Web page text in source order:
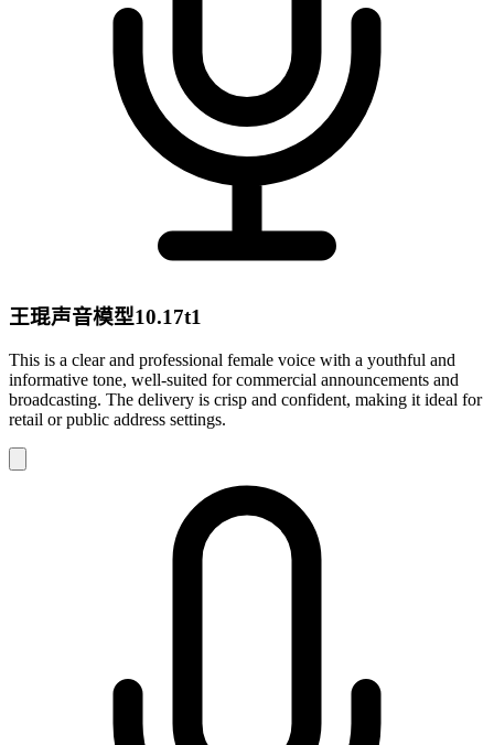
王琨声音模型10.17t1
This is a clear and professional female voice with a youthful and
informative tone, well-suited for commercial announcements and
broadcasting. The delivery is crisp and confident, making it ideal for
retail or public address settings.